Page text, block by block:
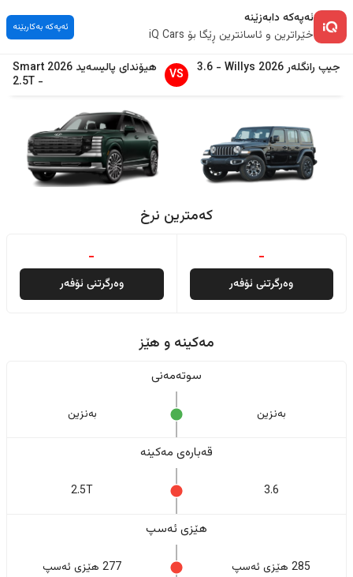
ئەپەکە دابەزێنە
خێراترین و ئاسانترین ڕێگا بۆ iQ Cars
ئەپەکە بەکاربێنە
جیپ رانگلەر2026
Willys
-
3.6
VS هیۆندای پالیسەید 2026
Smart
-
2.5T
کەمترین نرخ
-
وەرگرتنی ئۆفەر
-
وەرگرتنی ئۆفەر
مەکینە و هێز
سوتەمەنی
بەنزین بەنزین
قەبارەی مەکینە
3.6
2.5T
هێزی ئەسپ
285 هێزی ئەسپ 277 هێزی ئەسپ